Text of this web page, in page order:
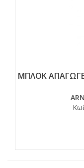
ΜΠΛΟΚ